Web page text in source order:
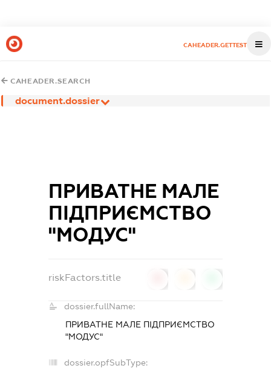
CAHEADER.GETTEST
CAHEADER.SEARCH
document.dossier
ПРИВАТНЕ МАЛЕ
ПІДПРИЄМСТВО
"МОДУС"
riskFactors.title
dossier.fullName:
ПРИВАТНЕ МАЛЕ ПІДПРИЄМСТВО
"МОДУС"
dossier.opfSubType: